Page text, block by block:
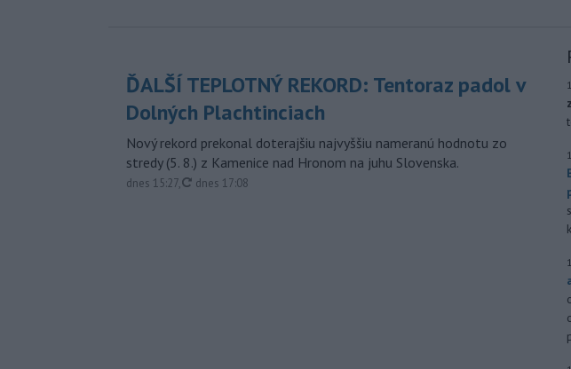
ĎALŠÍ TEPLOTNÝ REKORD: Tentoraz padol v
Dolných Plachtinciach
Nový rekord prekonal doterajšiu najvyššiu nameranú hodnotu zo
stredy (5. 8.) z Kamenice nad Hronom na juhu Slovenska.
dnes 15:27, aktualizované
dnes 17:08